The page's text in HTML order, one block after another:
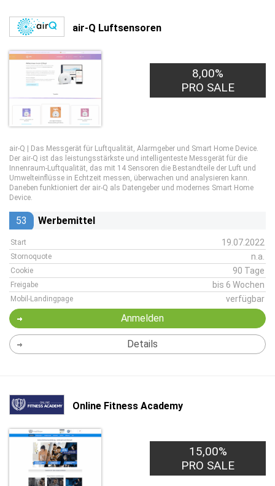
air-Q Luftsensoren
8,00%
PRO SALE
air-Q | Das Messgerät für Luftqualität, Alarmgeber und Smart Home Device.
Der air-Q ist das leistungsstärkste und intelligenteste Messgerät für die
Innenraum-Luftqualität, das mit 14 Sensoren die Bestandteile der Luft und
Umwelteinflüsse in Echtzeit messen, überwachen und analysieren kann.
Daneben funktioniert der air-Q als Datengeber und modernes Smart Home
Device.
53 Werbemittel
Start 19.07.2022
Stornoquote n.a.
Cookie 90 Tage
Freigabe bis 6 Wochen
Mobil-Landingpage verfügbar
Anmelden
Details
Online Fitness Academy
15,00%
PRO SALE